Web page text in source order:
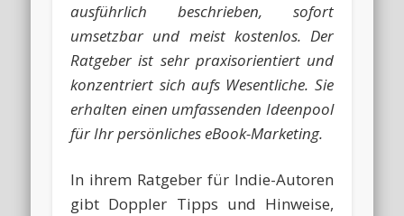
ausführlich beschrieben, sofort
umsetzbar und meist kostenlos. Der
Ratgeber ist sehr praxisorientiert und
konzentriert sich aufs Wesentliche. Sie
erhalten einen umfassenden Ideenpool
für Ihr persönliches eBook-Marketing.
In ihrem Ratgeber für Indie-Autoren
gibt Doppler Tipps und Hinweise,